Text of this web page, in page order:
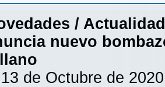
/ Actualidad
nuevo
13 de Octubre de